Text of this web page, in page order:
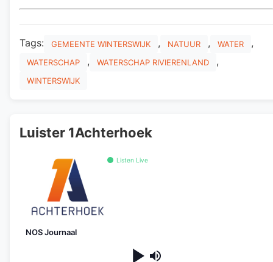
Tags: GEMEENTE WINTERSWIJK , NATUUR , WATER ,
WATERSCHAP , WATERSCHAP RIVIERENLAND ,
WINTERSWIJK
Luister 1Achterhoek
Listen Live
NOS Journaal